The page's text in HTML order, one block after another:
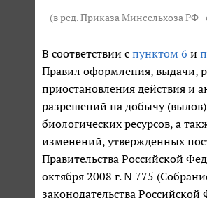
(в ред. Приказа Минсельхоза РФ
В соответствии с пунктом 6 и
Правил оформления, выдачи,
приостановления действия и
разрешений на добычу
биологических ресурсов, а
изменений, утвержденных
Правительства Российской
октября 2008 г. N 775
законодательства